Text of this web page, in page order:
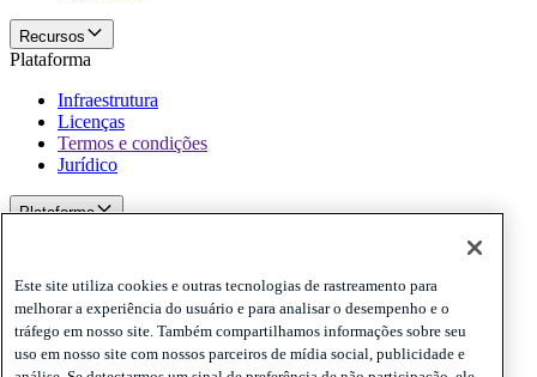
Recursos
Plataforma
Infraestrutura
Licenças
Termos e condições
Jurídico
Plataforma
Privacy
Cookies
Disclaimer
Politicas e termo de responsabilidade
Este site utiliza cookies e outras tecnologias de rastreamento para
melhorar a experiência do usuário e para analisar o desempenho e o
tráfego em nosso site. Também compartilhamos informações sobre seu
uso em nosso site com nossos parceiros de mídia social, publicidade e